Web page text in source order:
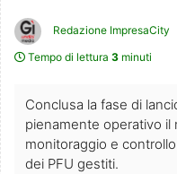
Redazione ImpresaCity
Tempo di lettura 3 minuti
Conclusa la fase di
pienamente operativo
monitoraggio e
dei PFU gestiti.